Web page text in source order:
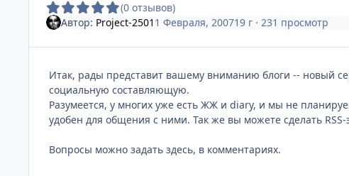
(0 отзывов)
Автор: Project-2501 1 Февраля, 200719 г· 231 просмотр
Итак, рады представит вашему вниманию блоги -- новый
социальную составляющую.
Разумеется, у многих уже есть ЖЖ и diary, и мы не
удобен для общения с ними. Так же вы можете сделать RSS-
Вопросы можно задать здесь, в комментариях.